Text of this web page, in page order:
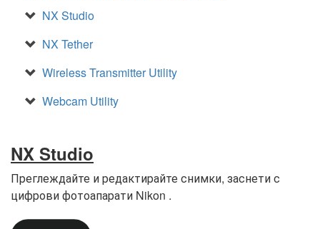
NX Studio
NX Tether
Wireless Transmitter Utility
Webcam Utility
NX Studio
Преглеждайте и редактирайте снимки, заснети с
цифрови фотоапарати Nikon .